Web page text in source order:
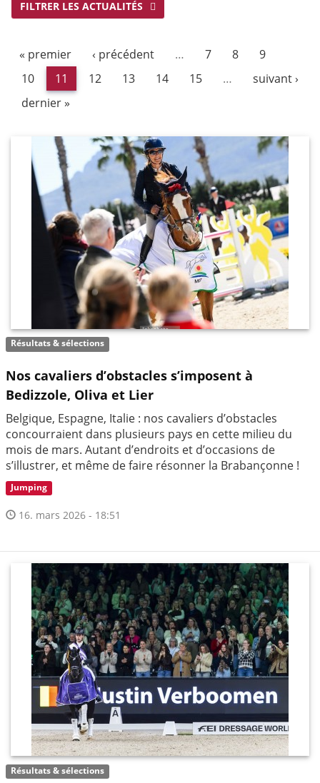
FILTRER LES ACTUALITÉS
« premier ‹ précédent … 7 8
9
10
11 12 13 14 15 …
suivant ›
dernier »
Résultats & sélections
Nos cavaliers d’obstacles s’imposent à
Bedizzole, Oliva et Lier
Belgique, Espagne, Italie : nos cavaliers d’obstacles
concourraient dans plusieurs pays en cette milieu du
mois de mars. Autant d’endroits et d’occasions de
s’illustrer, et même de faire résonner la Brabançonne !
Jumping
16. mars 2026 - 18:51
Résultats & sélections